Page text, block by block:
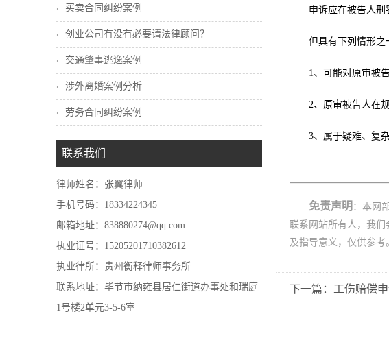
买卖合同纠纷案例
创业公司有没有必要请法律顾问？
交通肇事逃逸案例
涉外离婚案例分析
劳务合同纠纷案例
联系我们
律师姓名：张翼律师
手机号码：18334224345
邮箱地址：838880274@qq.com
执业证号：15205201710382612
执业律所：贵州衡释律师事务所
联系地址：毕节市纳雍县居仁街道办事处和瑞庭
1号楼2单元3-5-6室
申诉应在被告人刑
但具有下列情形之
1、可能对原审被
2、原审被告人在
3、属于疑难、复
免责声明 ：本网
联系网站所有人，我
及指导意义，仅供参考
下一篇：工伤赔偿